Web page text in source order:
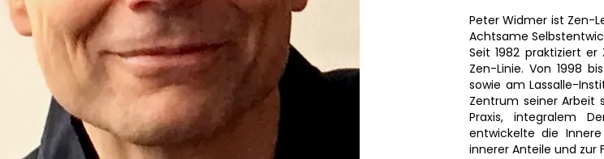
Peter Widmer ist Zen-
Achtsame
Seit 1982 praktiziert
Zen-Linie. Von 1998
sowie am Lassalle-
Zentrum seiner Arbeit
Praxis, integralem
entwickelte die
innerer Anteile und zur